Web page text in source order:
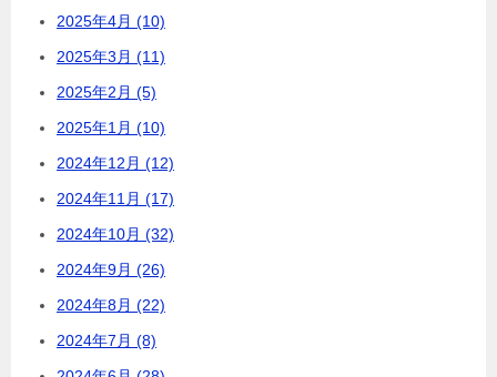
2025年4月 (10)
2025年3月 (11)
2025年2月 (5)
2025年1月 (10)
2024年12月 (12)
2024年11月 (17)
2024年10月 (32)
2024年9月 (26)
2024年8月 (22)
2024年7月 (8)